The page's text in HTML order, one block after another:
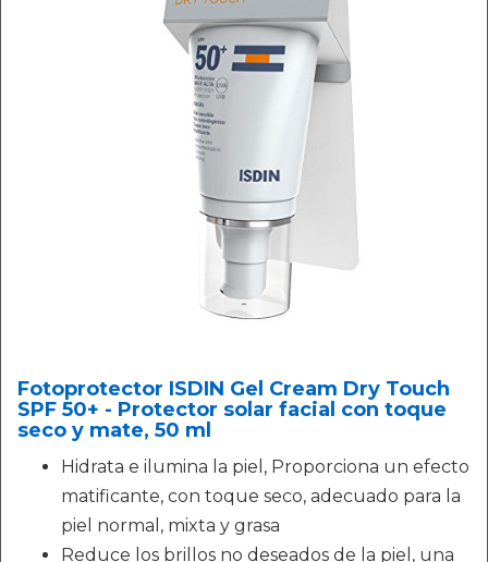
Fotoprotector ISDIN Gel Cream Dry Touch
SPF 50+ - Protector solar facial con toque
seco y mate, 50 ml
Hidrata e ilumina la piel, Proporciona un efecto
matificante, con toque seco, adecuado para la
piel normal, mixta y grasa
Reduce los brillos no deseados de la piel, una